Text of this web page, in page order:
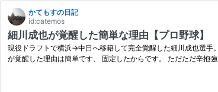
かてもすの日記
id:catemos
細川成也が覚醒した簡単な理由【プロ野球】
現役ドラフトで横浜→中日へ移籍して完全覚醒した細川成也選手
が覚醒した理由は簡単です、 固定したからです。 ただただ辛抱